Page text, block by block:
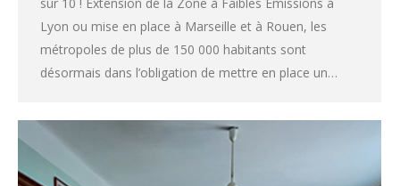
Lyon ou mise en place à Marseille et à Rouen, les
métropoles de plus de 150 000 habitants sont
désormais dans l’obligation de mettre en place un…